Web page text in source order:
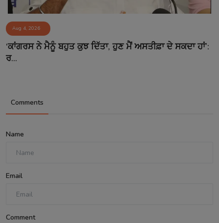
Aug 4, 2026
‘ਕਾਂਗਰਸ ਨੇ ਮੈਨੂੰ ਬਹੁਤ ਕੁਝ ਦਿੱਤਾ, ਹੁਣ ਮੈਂ ਅਸਤੀਫ਼ਾ ਦੇ ਸਕਦਾ ਹਾਂ’:
ਰ...
Comments
Name
Email
Comment